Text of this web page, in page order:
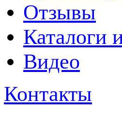
Отзывы
Каталоги
Видео
Контакты